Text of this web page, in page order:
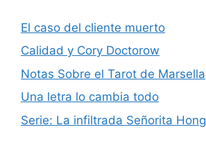
El caso del cliente muerto
Calidad y Cory Doctorow
Notas Sobre el Tarot de Marsella
Una letra lo cambia todo
Serie: La infiltrada Señorita Hong